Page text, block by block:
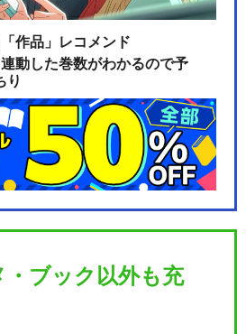
きかんしゃトーマス（シリー
ズ24）
きかんしゃトーマス みんなあ
つまれ!しゅっぱつ…
劇場版 きかんしゃトーマス ト
ーマスをすくえ!…
作品」レコメンド
動した巻数がわかるので予
り
・ブック以外も充